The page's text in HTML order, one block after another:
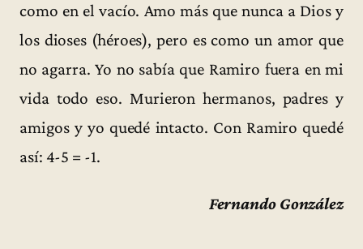
como en el vacío. Amo más que nunca a Dios y
los dioses (héroes), pero es como un amor que
no agarra. Yo no sabía que Ramiro fuera en mi
vida todo eso. Murieron hermanos, padres y
amigos y yo quedé intacto. Con Ramiro quedé
así: 4-5 = -1.
Fernando González